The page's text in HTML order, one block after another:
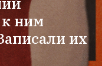
ним
их